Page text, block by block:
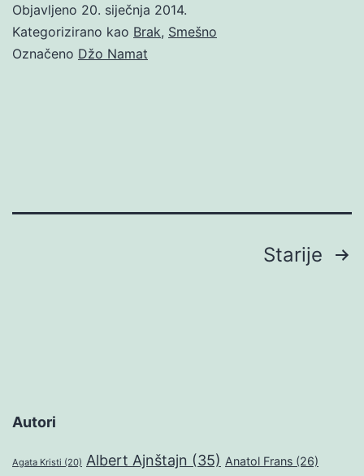
Objavljeno 20. siječnja 2014.
Kategorizirano kao Brak, Smešno
Označeno Džo Namat
Starije
Autori
Agata Kristi (20) Albert Ajnštajn (35) Anatol Frans (26)